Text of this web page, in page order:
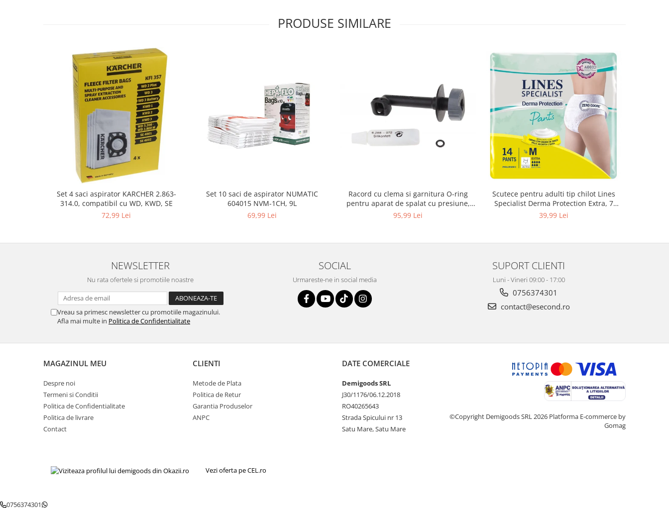
Gaming, Carti & Birotica
Birotica & Papetarie
Console, Jocuri & Accesorii
Ingrijire personala & Cosmetice
Accesorii aparate de ras electrice
Accesorii aparate hair styling
Aparate & Accesorii ingrijire
Consumabile sanitare
Cosmetice si produse ingrijire
Igiena si ingrijire
Accesorii animale de companie
Igiena animale de companie
Mobila si transport animale de
Zgarzi, lese si hamuri
PC, Periferice & Software
Imprimante, Scanere &
PRODUSE SIMILARE
Set 4 saci aspirator KARCHER 2.863-
314.0, compatibil cu WD, KWD, SE
72,99 Lei
Set 10 saci de aspirator NUMATIC
604015 NVM-1CH, 9L
69,99 Lei
Racord cu clema si garnitura O-ring
pentru aparat de spalat cu presiune,
KARCHER 4.064-047.0, K2, K3, K4
95,99 Lei
Scutece pentru adulti tip chilot Lines
Specialist Derma Protection Extra, 7
picaturi, marimea M, 14 bucati
39,99 Lei
NEWSLETTER
Nu rata ofertele si promotiile noastre
Vreau sa primesc newsletter cu promotiile magazinului.
Afla mai multe in Politica de Confidentialitate
SOCIAL
Urmareste-ne in social media
SUPORT CLIENTI
Luni - Vineri 09:00 - 17:00
0756374301
contact@esecond.ro
MAGAZINUL MEU
Despre noi
Termeni si Conditii
Politica de Confidentialitate
Politica de livrare
Contact
CLIENTI
Metode de Plata
Politica de Retur
Garantia Produselor
ANPC
DATE COMERCIALE
Demigoods SRL
J30/1176/06.12.2018
RO40265643
Strada Spicului nr 13
Satu Mare, Satu Mare
©Copyright Demigoods SRL 2026 Platforma E-commerce by
Gomag
Vezi oferta pe CEL.ro
0756374301